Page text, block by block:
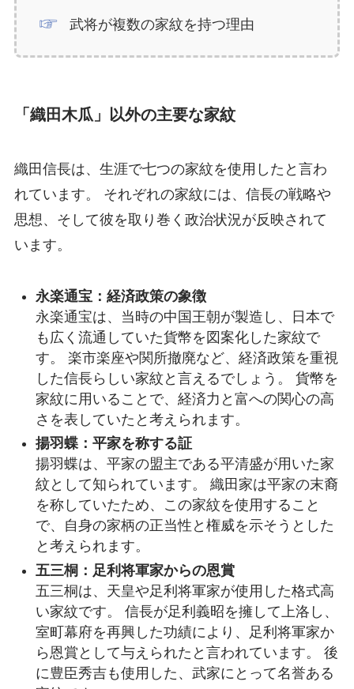
武将が複数の家紋を持つ理由
「織田木瓜」以外の主要な家紋
織田信長は、生涯で七つの家紋を使用したと言わ
れています。 それぞれの家紋には、信長の戦略や
思想、そして彼を取り巻く政治状況が反映されて
います。
永楽通宝：経済政策の象徴
永楽通宝は、当時の中国王朝が製造し、日本で
も広く流通していた貨幣を図案化した家紋で
す。 楽市楽座や関所撤廃など、経済政策を重視
した信長らしい家紋と言えるでしょう。 貨幣を
家紋に用いることで、経済力と富への関心の高
さを表していたと考えられます。
揚羽蝶：平家を称する証
揚羽蝶は、平家の盟主である平清盛が用いた家
紋として知られています。 織田家は平家の末裔
を称していたため、この家紋を使用すること
で、自身の家柄の正当性と権威を示そうとした
と考えられます。
五三桐：足利将軍家からの恩賞
五三桐は、天皇や足利将軍家が使用した格式高
い家紋です。 信長が足利義昭を擁して上洛し、
室町幕府を再興した功績により、足利将軍家か
ら恩賞として与えられたと言われています。 後
に豊臣秀吉も使用した、武家にとって名誉ある